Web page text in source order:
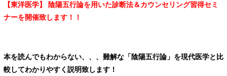
【東洋医学】 陰陽五行論を用いた診断法＆カウンセリング習得セミ
ナーを開催致します！！
本を読んでもわからない、、、難解な「陰陽五行論」を現代医学と比
較してわかりやすく説明致します！